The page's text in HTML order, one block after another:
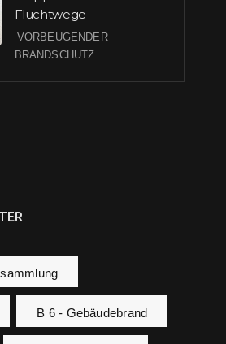
Fluchtwege
VORBEUGENDER
BRANDSCHUTZ
B 6 - Gebäudebrand